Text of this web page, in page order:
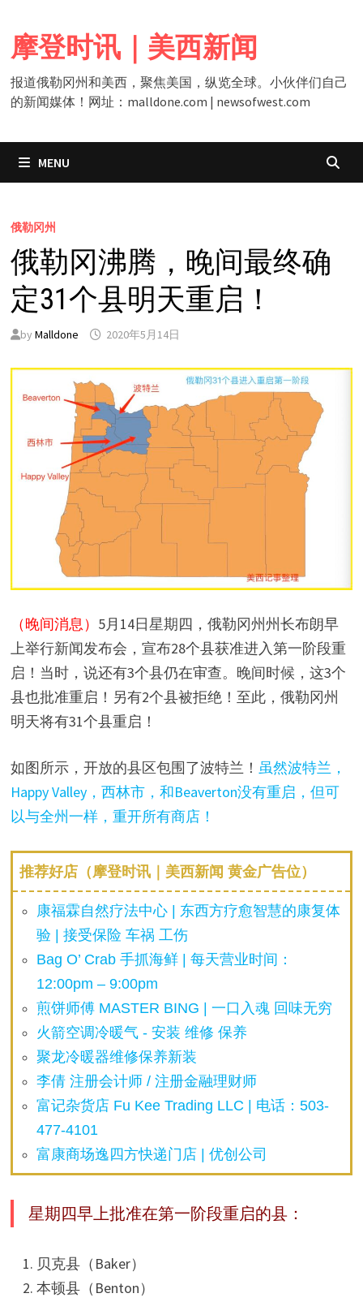
content
摩登时讯｜美西新闻
报道俄勒冈州和美西，聚焦美国，纵览全球。小伙伴们自己
的新闻媒体！网址：malldone.com | newsofwest.com
MENU
俄勒冈州
俄勒冈沸腾，晚间最终确
定31个县明天重启！
by Malldone 2020年5月14日
（晚间消息） 5月14日星期四，俄勒冈州州长布朗早
上举行新闻发布会，宣布28个县获准进入第一阶段重
启！当时，说还有3个县仍在审查。晚间时候，这3个
县也批准重启！另有2个县被拒绝！至此，俄勒冈州
明天将有31个县重启！
如图所示，开放的县区包围了波特兰！ 虽然波特兰，
Happy Valley，西林市，和Beaverton没有重启，但可
以与全州一样，重开所有商店！
推荐好店（摩登时讯｜美西新闻 黄金广告位）
康福霖自然疗法中心 | 东西方疗愈智慧的康复体
验 | 接受保险 车祸 工伤
Bag O’ Crab 手抓海鲜 | 每天营业时间：
12:00pm – 9:00pm
煎饼师傅 MASTER BING | 一口入魂 回味无穷
火箭空调冷暖气 - 安装 维修 保养
聚龙冷暖器维修保养新装
李倩 注册会计师 / 注册金融理财师
富记杂货店 Fu Kee Trading LLC | 电话：503-
477-4101
富康商场逸四方快递门店 | 优创公司
星期四早上批准在第一阶段重启的县：
贝克县（Baker）
本顿县（Benton）